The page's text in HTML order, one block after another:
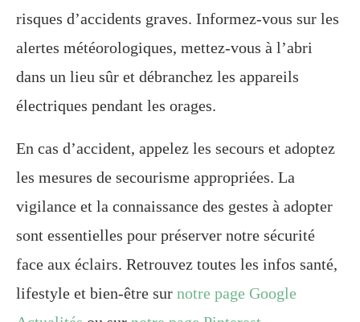
risques d’accidents graves. Informez-vous sur les
alertes météorologiques, mettez-vous à l’abri
dans un lieu sûr et débranchez les appareils
électriques pendant les orages.
En cas d’accident, appelez les secours et adoptez
les mesures de secourisme appropriées. La
vigilance et la connaissance des gestes à adopter
sont essentielles pour préserver notre sécurité
face aux éclairs. Retrouvez toutes les infos santé,
lifestyle et bien-être sur notre page Google